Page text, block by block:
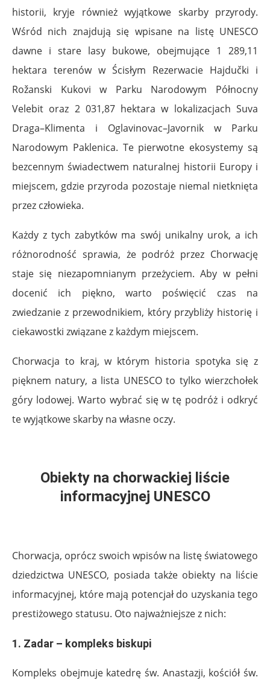
historii, kryje również wyjątkowe skarby przyrody.
Wśród nich znajdują się wpisane na listę UNESCO
dawne i stare lasy bukowe, obejmujące 1 289,11
hektara terenów w Ścisłym Rezerwacie Hajdučki i
Rožanski Kukovi w Parku Narodowym Północny
Velebit oraz 2 031,87 hektara w lokalizacjach Suva
Draga–Klimenta i Oglavinovac–Javornik w Parku
Narodowym Paklenica. Te pierwotne ekosystemy są
bezcennym świadectwem naturalnej historii Europy i
miejscem, gdzie przyroda pozostaje niemal nietknięta
przez człowieka.
Każdy z tych zabytków ma swój unikalny urok, a ich
różnorodność sprawia, że podróż przez Chorwację
staje się niezapomnianym przeżyciem. Aby w pełni
docenić ich piękno, warto poświęcić czas na
zwiedzanie z przewodnikiem, który przybliży historię i
ciekawostki związane z każdym miejscem.
Chorwacja to kraj, w którym historia spotyka się z
pięknem natury, a lista UNESCO to tylko wierzchołek
góry lodowej. Warto wybrać się w tę podróż i odkryć
te wyjątkowe skarby na własne oczy.
Obiekty na chorwackiej liście
informacyjnej UNESCO
Chorwacja, oprócz swoich wpisów na listę światowego
dziedzictwa UNESCO, posiada także obiekty na liście
informacyjnej, które mają potencjał do uzyskania tego
prestiżowego statusu. Oto najważniejsze z nich:
1. Zadar – kompleks biskupi
Kompleks obejmuje katedrę św. Anastazji, kościół św.